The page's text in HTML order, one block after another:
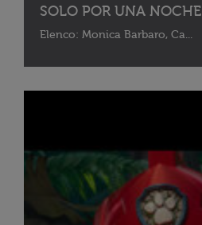
SOLO POR UNA NOCHE
Elenco: Monica Barbaro, Ca...